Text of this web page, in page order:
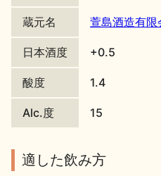
日本酒の楽しみ方特集
地酒・イベント情報
蔵元名 萱島酒造有限
日本酒度 +0.5
酸度 1.4
Alc.度 15
適した飲み方